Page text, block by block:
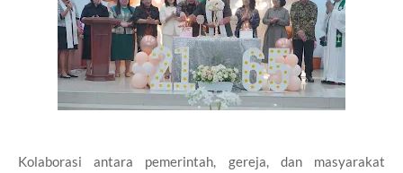
Kolaborasi antara pemerintah, gereja, dan masyarakat